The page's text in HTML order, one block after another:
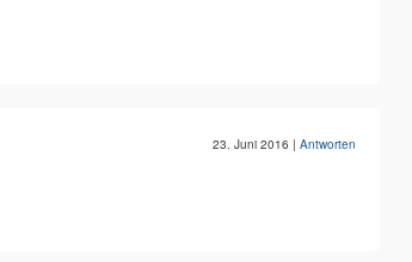
23. Juni 2016 | Antworten